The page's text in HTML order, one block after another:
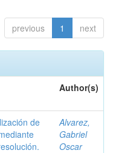
previous 1 next
Author(s)
de
Alvarez,
Gabriel
Oscar